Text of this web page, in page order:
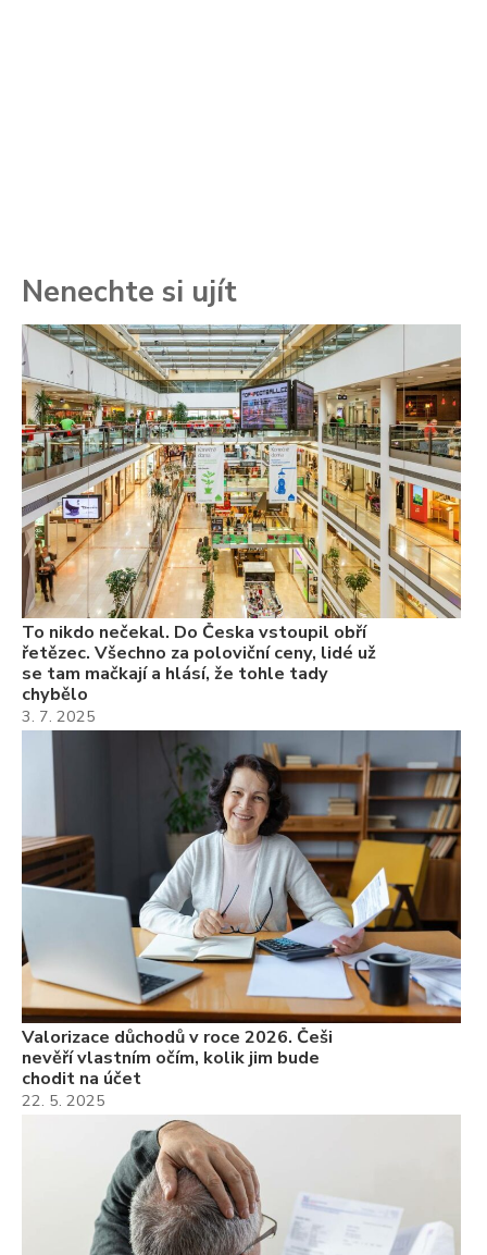
Nenechte si ujít
To nikdo nečekal. Do Česka vstoupil obří
řetězec. Všechno za poloviční ceny, lidé už
se tam mačkají a hlásí, že tohle tady
chybělo
3. 7. 2025
Valorizace důchodů v roce 2026. Češi
nevěří vlastním očím, kolik jim bude
chodit na účet
22. 5. 2025